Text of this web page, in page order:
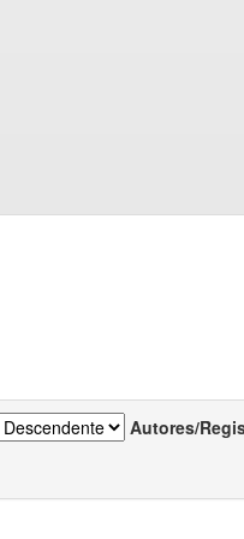
Autores/